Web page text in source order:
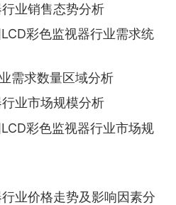
业销售态势分析
彩色监视器行业需求统
需求数量区域分析
业市场规模分析
彩色监视器行业市场规
业价格走势及影响因素分